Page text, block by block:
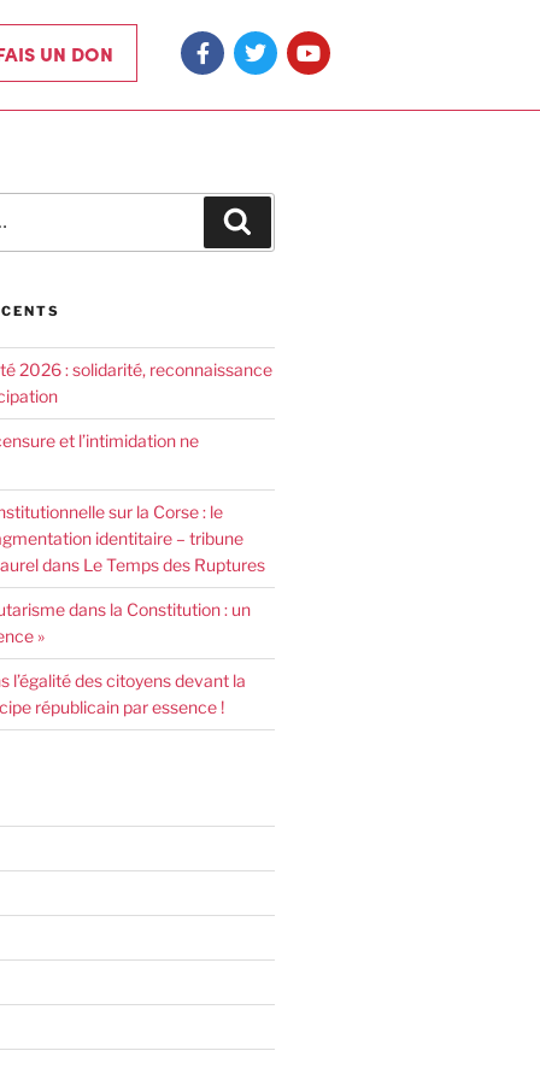
UN DON
2026 : solidarité, reconnaissance
et l’intimidation ne
sur la Corse : le
identitaire – tribune
dans Le Temps des Ruptures
dans la Constitution : un
»
l’égalité des citoyens devant la
républicain par essence !